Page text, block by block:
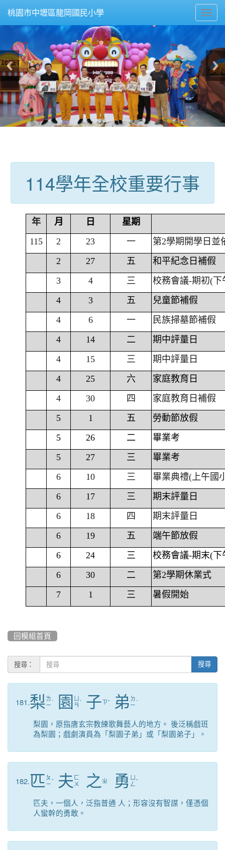
桃園市中壢區龍岡國民小學
114學年全校重要行事
年 月 日
星期
115
2 23 一
第2學期開學日並
2
27 五
和平紀念日補假
3
4 三
校務會議-期初(下
4
3 五
兒童節補假
4
6 一
民族掃墓節補假
4
14 二
期中評量日
4
15 三
期中評量日
4
25 六
家庭教育日
4
30 四
家庭教育日補假
5
1 五
勞動節放假
5
26 二
畢業考
5
27 三
畢業考
6
10 三
畢業典禮(上午國
6
17 三
期末評量日
6
18 四
期末評量日
6
19 五
端午節放假
6
24 三
校務會議-期末(下
6
30 二
第2學期休業式
7
1 三 暑假開始
回模組首頁
搜尋： 搜尋
181.梨ㄌ
ㄧ ˊ 園 ㄢ ˊ 子ㄗˇ 弟 ㄉ
ㄧˋ
梨園，原指唐玄宗教練歌舞藝人的地方。 後泛稱戲班
為梨園；戲劇演員為「梨園子弟」或「梨園弟子」。
182.匹 ㄆ
ㄧˇ 夫 ㄈ
ㄨ
之 ㄓ 勇 ㄥ ˇ
匹夫，一個人，泛指普通 人；形容沒有智謀，僅憑個
人蠻幹的勇敢。